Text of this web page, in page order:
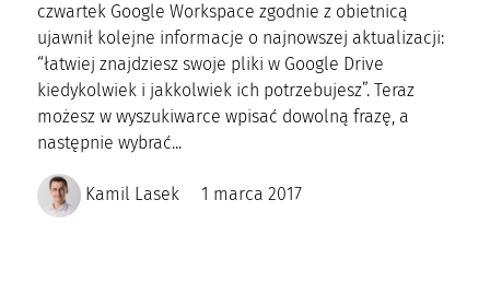
czwartek Google Workspace zgodnie z obietnicą
ujawnił kolejne informacje o najnowszej aktualizacji:
“łatwiej znajdziesz swoje pliki w Google Drive
kiedykolwiek i jakkolwiek ich potrzebujesz”. Teraz
możesz w wyszukiwarce wpisać dowolną frazę, a
następnie wybrać...
Kamil Lasek 1 marca 2017